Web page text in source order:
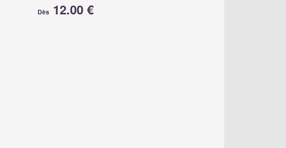
Dès 12.00 €